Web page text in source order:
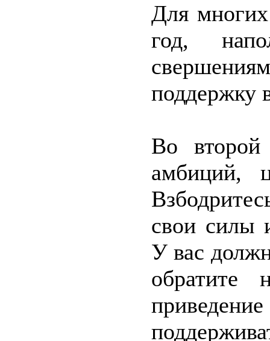
Для
год,
поддержку
Во второй
амбиций,
свои силы
У вас
обратите